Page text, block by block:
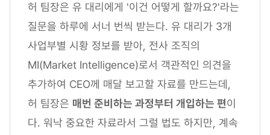
허 팀장은 유 대리에게 '이건 어떻게 할까요?'라는
질문을 하루에 서너 번씩 받는다. 유 대리가 3개
사업부별 시황 정보를 받아, 전사 조직의
MI(Market Intelligence)로서 객관적인 의견을
추가하여 CEO께 매달 보고할 자료를 만드는데,
허 팀장은 매번 준비하는 과정부터 개입하는 편이
다. 워낙 중요한 자료라서 그럴 법도 하지만, 계속